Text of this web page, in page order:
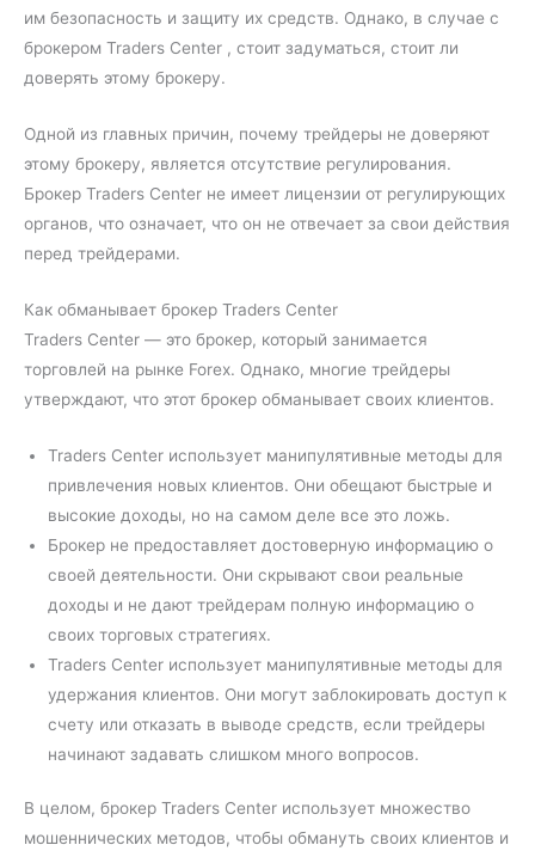
им безопасность и защиту их средств. Однако, в случае с
брокером Traders Center , стоит задуматься, стоит ли
доверять этому брокеру.
Одной из главных причин, почему трейдеры не доверяют
этому брокеру, является отсутствие регулирования.
Брокер Traders Center не имеет лицензии от регулирующих
органов, что означает, что он не отвечает за свои действия
перед трейдерами.
Как обманывает брокер Traders Center
Traders Center — это брокер, который занимается
торговлей на рынке Forex. Однако, многие трейдеры
утверждают, что этот брокер обманывает своих клиентов.
Traders Center использует манипулятивные методы для
привлечения новых клиентов. Они обещают быстрые и
высокие доходы, но на самом деле все это ложь.
Брокер не предоставляет достоверную информацию о
своей деятельности. Они скрывают свои реальные
доходы и не дают трейдерам полную информацию о
своих торговых стратегиях.
Traders Center использует манипулятивные методы для
удержания клиентов. Они могут заблокировать доступ к
счету или отказать в выводе средств, если трейдеры
начинают задавать слишком много вопросов.
В целом, брокер Traders Center использует множество
мошеннических методов, чтобы обмануть своих клиентов и